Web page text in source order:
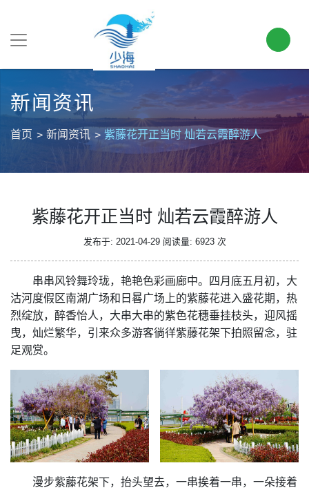
新闻资讯
首页 新闻资讯 紫藤花开正当时 灿若云霞醉游人
紫藤花开正当时 灿若云霞醉游人
发布于: 2021-04-29 阅读量: 6923 次
串串风铃舞玲珑，艳艳色彩画廊中。四月底五月初，大
沽河度假区南湖广场和日晷广场上的紫藤花进入盛花期，热
烈绽放，醉香怡人，大串大串的紫色花穗垂挂枝头，迎风摇
曳，灿烂繁华，引来众多游客徜徉紫藤花架下拍照留念，驻
足观赏。
漫步紫藤花架下，抬头望去，一串挨着一串，一朵接着